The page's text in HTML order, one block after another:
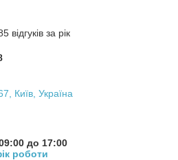
відгуків за рік
Київ, Україна
до 17:00
роботи